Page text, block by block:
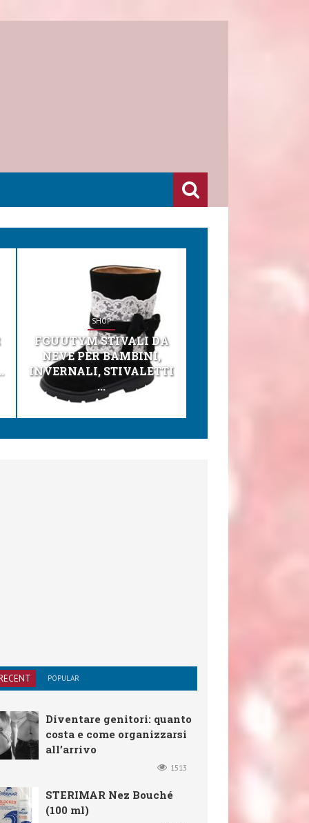
SHOP
FGUUTYM STIVALI DA
NEVE PER BAMBINI,
INVERNALI, STIVALETTI
...
POPULAR
Diventare genitori: quanto
costa e come organizzarsi
all’arrivo
1513
STERIMAR Nez Bouché
(100 ml)